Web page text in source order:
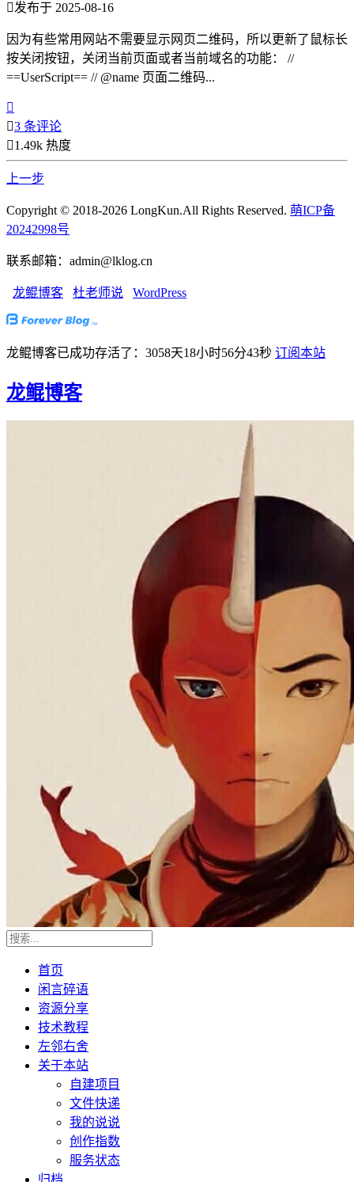
发布于 2025-08-16
因为有些常用网站不需要显示网页二维码，所以更新了鼠标长
按关闭按钮，关闭当前页面或者当前域名的功能： //
==UserScript== // @name 页面二维码...

3 条评论
1.49k 热度
上一步
Copyright © 2018-2026 LongKun.All Rights Reserved. 萌ICP备
20242998号
联系邮箱：admin@lklog.cn
龙鲲博客 杜老师说 WordPress
龙鲲博客已成功存活了：3058天18小时56分44秒 订阅本站
龙鲲博客
首页
闲言碎语
资源分享
技术教程
左邻右舍
关于本站
自建项目
文件快递
我的说说
创作指数
服务状态
归档